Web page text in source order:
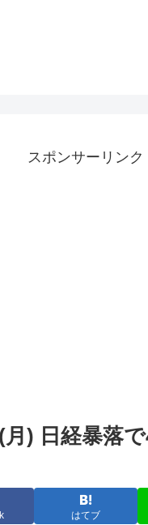
スポンサーリンク
月) 日経暴落
はてブ